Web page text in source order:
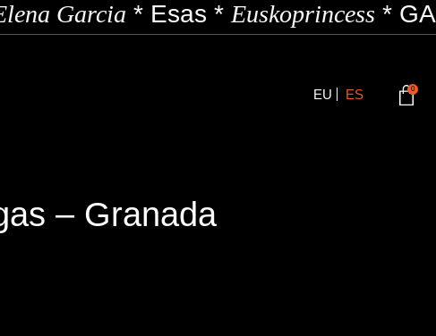
Garcia*Esas*Euskoprincess*
EU ES 0
– Granada